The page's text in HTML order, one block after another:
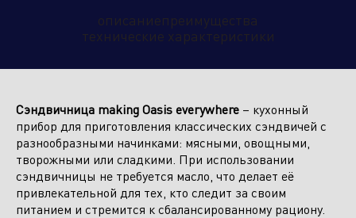
Инструмент и садовая техника
описание
преимущества
технические характеристики
Сэндвичница making Oasis everywhere – кухонный
прибор для приготовления классических сэндвичей с
разнообразными начинками: мясными, овощными,
творожными или сладкими. При использовании
сэндвичницы не требуется масло, что делает её
привлекательной для тех, кто следит за своим
питанием и стремится к сбалансированному рациону.